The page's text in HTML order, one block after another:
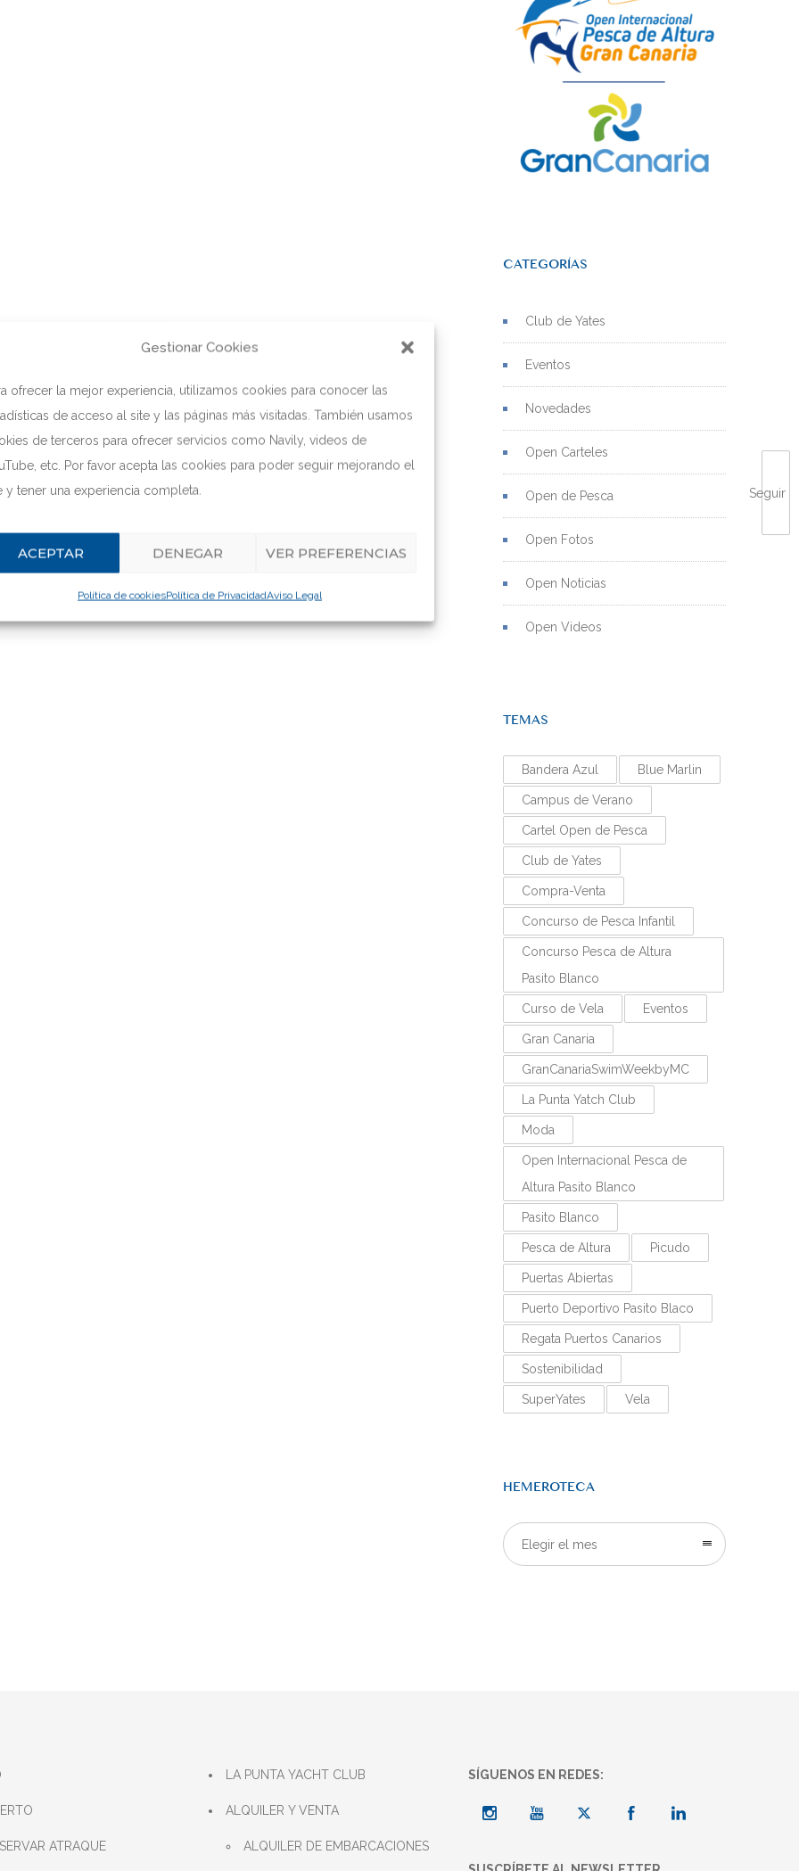
Gestionar Cookies
ofrecer la mejor experiencia, utilizamos cookies para conocer las
de acceso al site y las páginas más visitadas. También usamos
de terceros para ofrecer servicios como Navily, videos de
etc. Por favor acepta las cookies para poder seguir mejorando el
y tener una experiencia completa.
ACEPTAR DENEGAR VER PREFERENCIAS
Política de cookiesPolítica de PrivacidadAviso Legal
Seguir
CATEGORÍAS
Club de Yates
Eventos
Novedades
Open Carteles
Open de Pesca
Open Fotos
Open Noticias
Open Videos
TEMAS
Bandera Azul Blue Marlin
Campus de Verano
Cartel Open de Pesca
Club de Yates
Compra-Venta
Concurso de Pesca Infantil
Concurso Pesca de Altura
Pasito Blanco
Curso de Vela Eventos
Gran Canaria
GranCanariaSwimWeekbyMC
La Punta Yatch Club
Moda
Open Internacional Pesca de
Altura Pasito Blanco
Pasito Blanco
Pesca de Altura Picudo
Puertas Abiertas
Puerto Deportivo Pasito Blaco
Regata Puertos Canarios
Sostenibilidad
SuperYates Vela
HEMEROTECA
Elegir el mes
ATRAQUE
LA PUNTA YACHT CLUB
ALQUILER Y VENTA
ALQUILER DE EMBARCACIONES
SÍGUENOS EN REDES: